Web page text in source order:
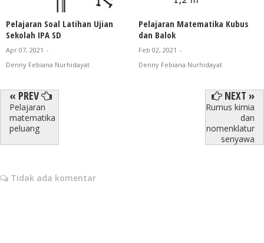
Pelajaran Soal Latihan Ujian
Sekolah IPA SD
Apr 07, 2021 -
Denny Febiana Nurhidayat
Pelajaran Matematika Kubus
dan Balok
Feb 02, 2021 -
Denny Febiana Nurhidayat
« PREV
Pelajaran
matematika
peluang
NEXT »
Rumus kimia
dan
nomenklatur
senyawa
Tidak ada komentar